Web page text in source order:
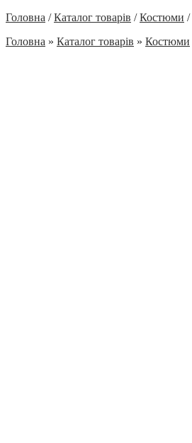
Головна / Каталог товарів / Костюми /
Головна » Каталог товарів » Костюми